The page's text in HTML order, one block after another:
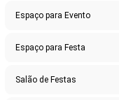
Espaço para Evento
Espaço para Festa
Salão de Festas